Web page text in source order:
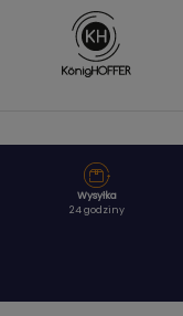
Wysyłka
24 godziny